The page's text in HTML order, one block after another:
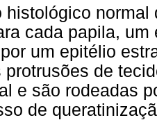
histológico
cada papila,
um epitélio
protrusões de
e são rodeadas
de